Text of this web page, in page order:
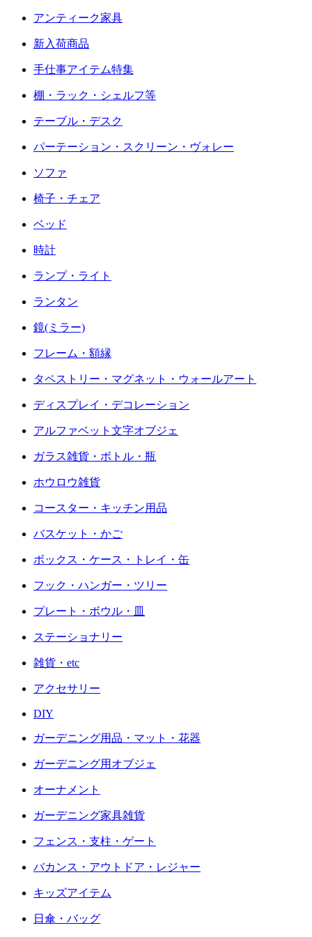
アンティーク家具
新入荷商品
手仕事アイテム特集
棚・ラック・シェルフ等
テーブル・デスク
パーテーション・スクリーン・ヴォレー
ソファ
椅子・チェア
ベッド
時計
ランプ・ライト
ランタン
鏡(ミラー)
フレーム・額縁
タペストリー・マグネット・ウォールアート
ディスプレイ・デコレーション
アルファベット文字オブジェ
ガラス雑貨・ボトル・瓶
ホウロウ雑貨
コースター・キッチン用品
バスケット・かご
ボックス・ケース・トレイ・缶
フック・ハンガー・ツリー
プレート・ボウル・皿
ステーショナリー
雑貨・etc
アクセサリー
DIY
ガーデニング用品・マット・花器
ガーデニング用オブジェ
オーナメント
ガーデニング家具雑貨
フェンス・支柱・ゲート
バカンス・アウトドア・レジャー
キッズアイテム
日傘・バッグ